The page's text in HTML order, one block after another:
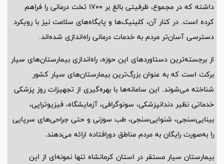
داشته که در مجموع، ظرفیتی بالغ بر 1700 تخت درمانی را فراهم
کرده است. در کنار آن، کلینیک‌ها و پایگاه‌های سلامت نیز با رویکرد
دسترسی آسان‌تر مردم به خدمات درمانی راه‌اندازی شده‌اند.
از برجسته‌ترین دستاوردهای این حوزه، راه‌اندازی بیمارستان‌های سیار
برکت است که به عنوان بزرگ‌ترین بیمارستان‌های سیار کشور
شناخته می‌شوند. این سامانه‌ها با بهره‌گیری از تجهیزات روز پزشکی
خدماتی نظیر دندانپزشکی، سونوگرافی، آزمایشگاه، فیزیوتراپی،
بینایی‌سنجی، شنوایی‌سنجی، طب سوزنی و حتی جراحی‌های سرپایی
را به‌صورت رایگان به مردم مناطق دورافتاده ارائه می‌دهند.
بیمارستان سیار مستقر در استان کرمانشاه تنها نمونه‌ای از این